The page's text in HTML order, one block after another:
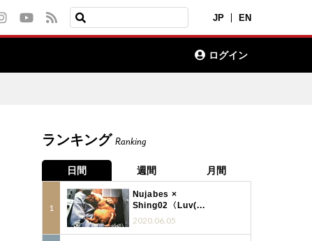
JP EN
ログイン
ランキング Ranking
日間 週間 月間
Nujabes ×
Shing02〈Luv(...
2020.06.05